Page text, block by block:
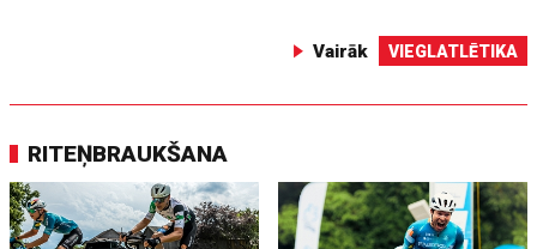
Vairāk VIEGLATLĒTIKA
RITEŅBRAUKŠANA